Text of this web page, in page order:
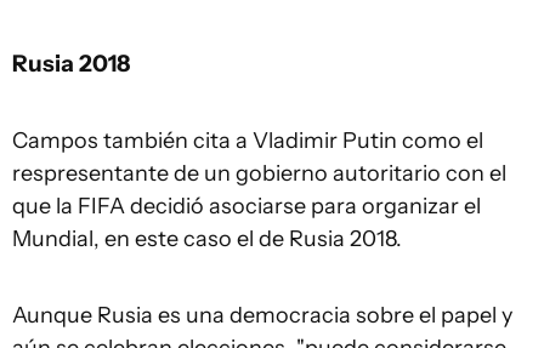
Rusia 2018
Campos también cita a Vladimir Putin como el
respresentante de un gobierno autoritario con el
que la FIFA decidió asociarse para organizar el
Mundial, en este caso el de Rusia 2018.
Aunque Rusia es una democracia sobre el papel y